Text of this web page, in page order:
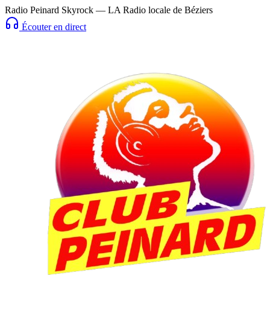
Radio Peinard Skyrock — LA Radio locale de Béziers
Écouter en direct